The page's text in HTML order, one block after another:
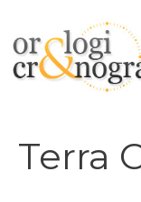
contenuto
Terra